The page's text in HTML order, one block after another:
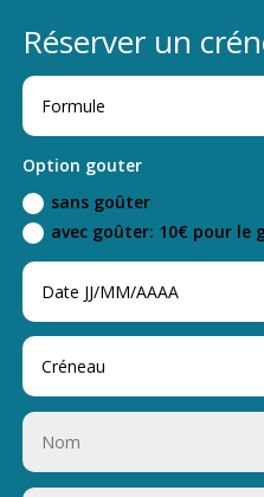
Réserver un
Option gouter
sans goûter
avec goûter: 10€ pour le